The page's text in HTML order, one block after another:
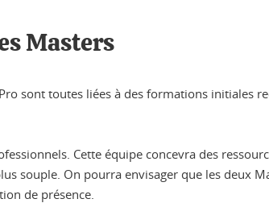
Masters
sont toutes liées à des formations initiales
Cette équipe concevra des
souple. On pourra envisager que les deux
de présence.